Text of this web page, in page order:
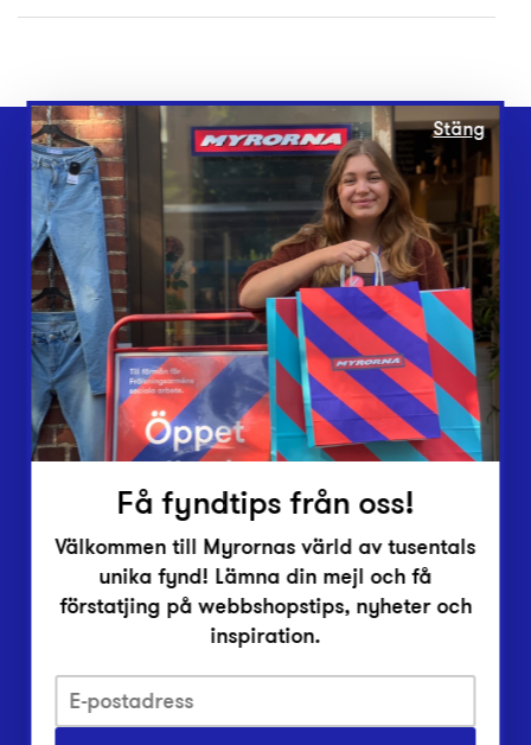
Webbshop
Butiker
Lämna in
Vårt överskott
Inlämningsplatser
Om Myrorna
Lediga jobb
Pressrum
Integritetsskyddspolicy
Stäng
Få fyndtips från oss!
Välkommen till Myrornas värld av tusentals
unika fynd! Lämna din mejl och få
förstatjing på webbshopstips, nyheter och
inspiration.